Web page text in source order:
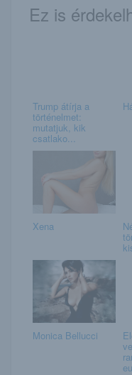
Ez is
Trump átírja a
történelmet:
mutatjuk, kik
csatlako...
Xena
Monica Bellucci